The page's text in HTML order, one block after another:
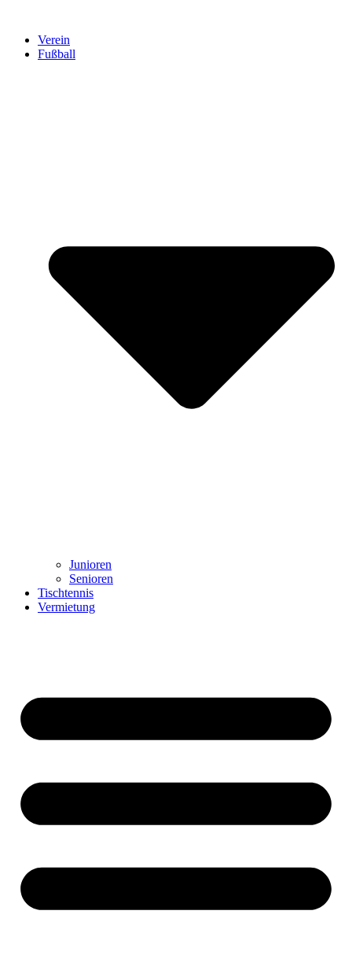
Verein
Fußball
Junioren
Senioren
Tischtennis
Vermietung